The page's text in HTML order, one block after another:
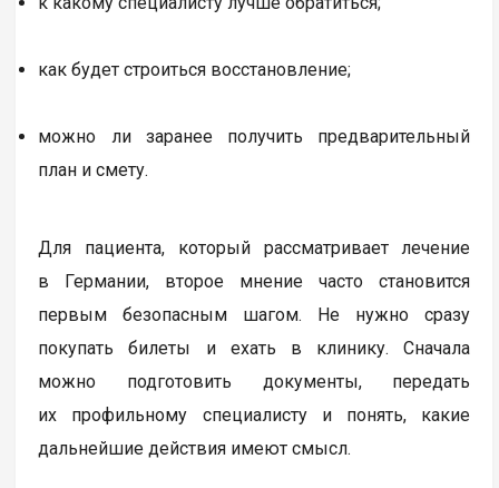
как будет строиться восстановление;
можно ли заранее получить предварительный
план и смету.
Для пациента, который рассматривает лечение
в Германии, второе мнение часто становится
первым безопасным шагом. Не нужно сразу
покупать билеты и ехать в клинику. Сначала
можно подготовить документы, передать
их профильному специалисту и понять, какие
дальнейшие действия имеют смысл.